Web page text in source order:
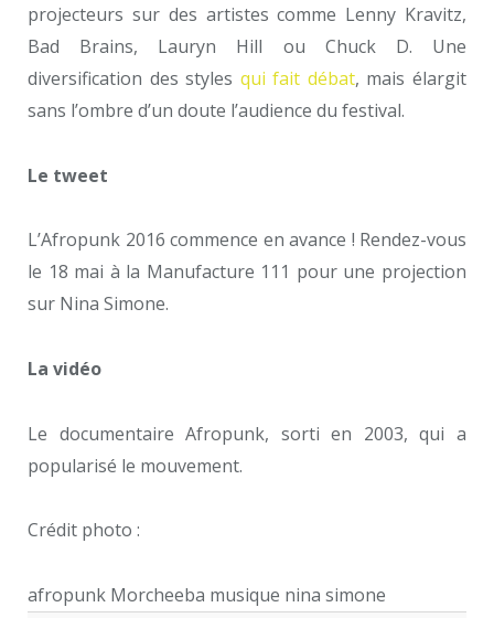
projecteurs sur des artistes comme Lenny Kravitz,
Bad Brains, Lauryn Hill ou Chuck D. Une
diversification des styles qui fait débat, mais élargit
sans l’ombre d’un doute l’audience du festival.
Le tweet
L’Afropunk 2016 commence en avance ! Rendez-vous
le 18 mai à la Manufacture 111 pour une projection
sur Nina Simone.
La vidéo
Le documentaire Afropunk, sorti en 2003, qui a
popularisé le mouvement.
Crédit photo :
afropunk Morcheeba musique nina simone